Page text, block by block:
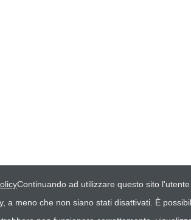
Continuando ad utilizzare questo sito
a meno che non siano stati disattivati. È